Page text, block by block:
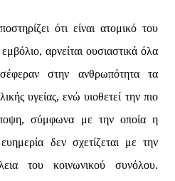
ότι είναι ατομικό του
αρνείται ουσιαστικά όλα
στην ανθρωπότητα τα
υγείας, ενώ υιοθετεί την πιο
σύμφωνα με την οποία η
δεν σχετίζεται με την
του κοινωνικού συνόλου.